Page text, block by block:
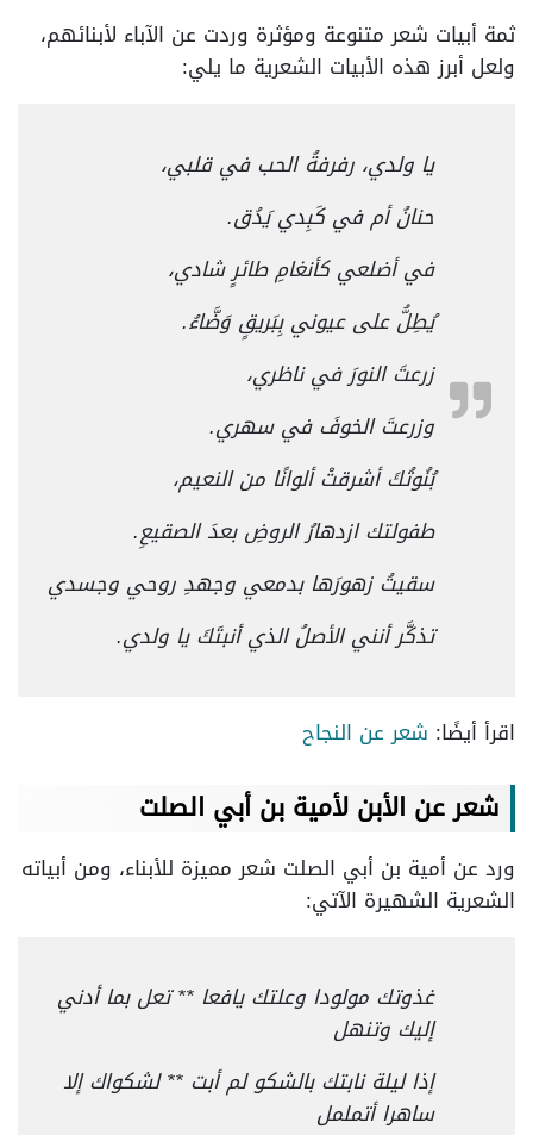
ثمة أبيات شعر متنوعة ومؤثرة وردت عن الآباء لأبنائهم،
ولعل أبرز هذه الأبيات الشعرية ما يلي:
يا ولدي، رفرفةُ الحب في قلبي،
حنانُ أم في كَبِدي يَدُق.
في أضلعي كأنغامِ طائرٍ شادي،
يُطِلُّ على عيوني بِبَريقٍ وَضَّاءُ.
زرعتَ النورَ في ناظري،
وزرعتَ الخوفَ في سهري.
بُنُوتُكَ أشرقتْ ألوانًا من النعيم،
طفولتك ازدهارُ الروضِ بعدَ الصقيعِ.
سقيتُ زهورَها بدمعي وجهدِ روحي وجسدي
تذكَّر أنني الأصلُ الذي أنبتَكَ يا ولدي.
اقرأ أيضًا: شعر عن النجاح
شعر عن الأبن لأمية بن أبي الصلت
ورد عن أمية بن أبي الصلت شعر مميزة للأبناء، ومن أبياته
الشعرية الشهيرة الآتي:
غذوتك مولودا وعلتك يافعا ** تعل بما أدني
إليك وتنهل
إذا ليلة نابتك بالشكو لم أبت ** لشكواك إلا
ساهرا أتململ